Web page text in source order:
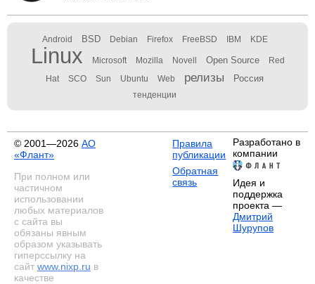
Android BSD Debian Firefox FreeBSD IBM KDE
Linux Microsoft Mozilla Novell Open Source Red
Hat SCO Sun Ubuntu Web релизы Россия
тенденции
© 2001—2026 АО
«Флант»
При полном или
частичном
использовании
любых материалов
с сайта вы
обязаны явным
образом указывать
гиперссылку на
сайт www.nixp.ru в
качестве
Правила
публикации
Обратная
связь
Разработано в
компании
Идея и
поддержка
проекта —
Дмитрий
Шурупов